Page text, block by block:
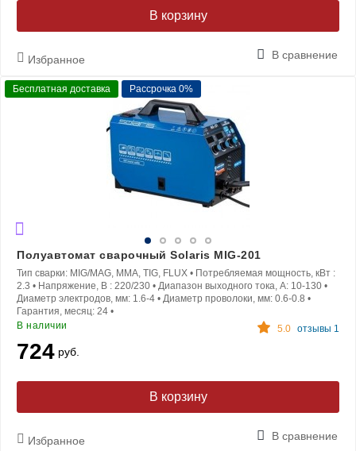
В корзину
Избранное В сравнение
Бесплатная доставка Рассрочка 0%
Полуавтомат сварочный Solaris MIG-201
Тип сварки: MIG/MAG, MMA, TIG, FLUX • Потребляемая мощность, кВт :
2.3 • Напряжение, В : 220/230 • Диапазон выходного тока, A: 10-130 •
Диаметр электродов, мм: 1.6-4 • Диаметр проволоки, мм: 0.6-0.8 •
Гарантия, месяц: 24 •
В наличии
5.0 отзывы 1
724 руб.
В корзину
Избранное В сравнение